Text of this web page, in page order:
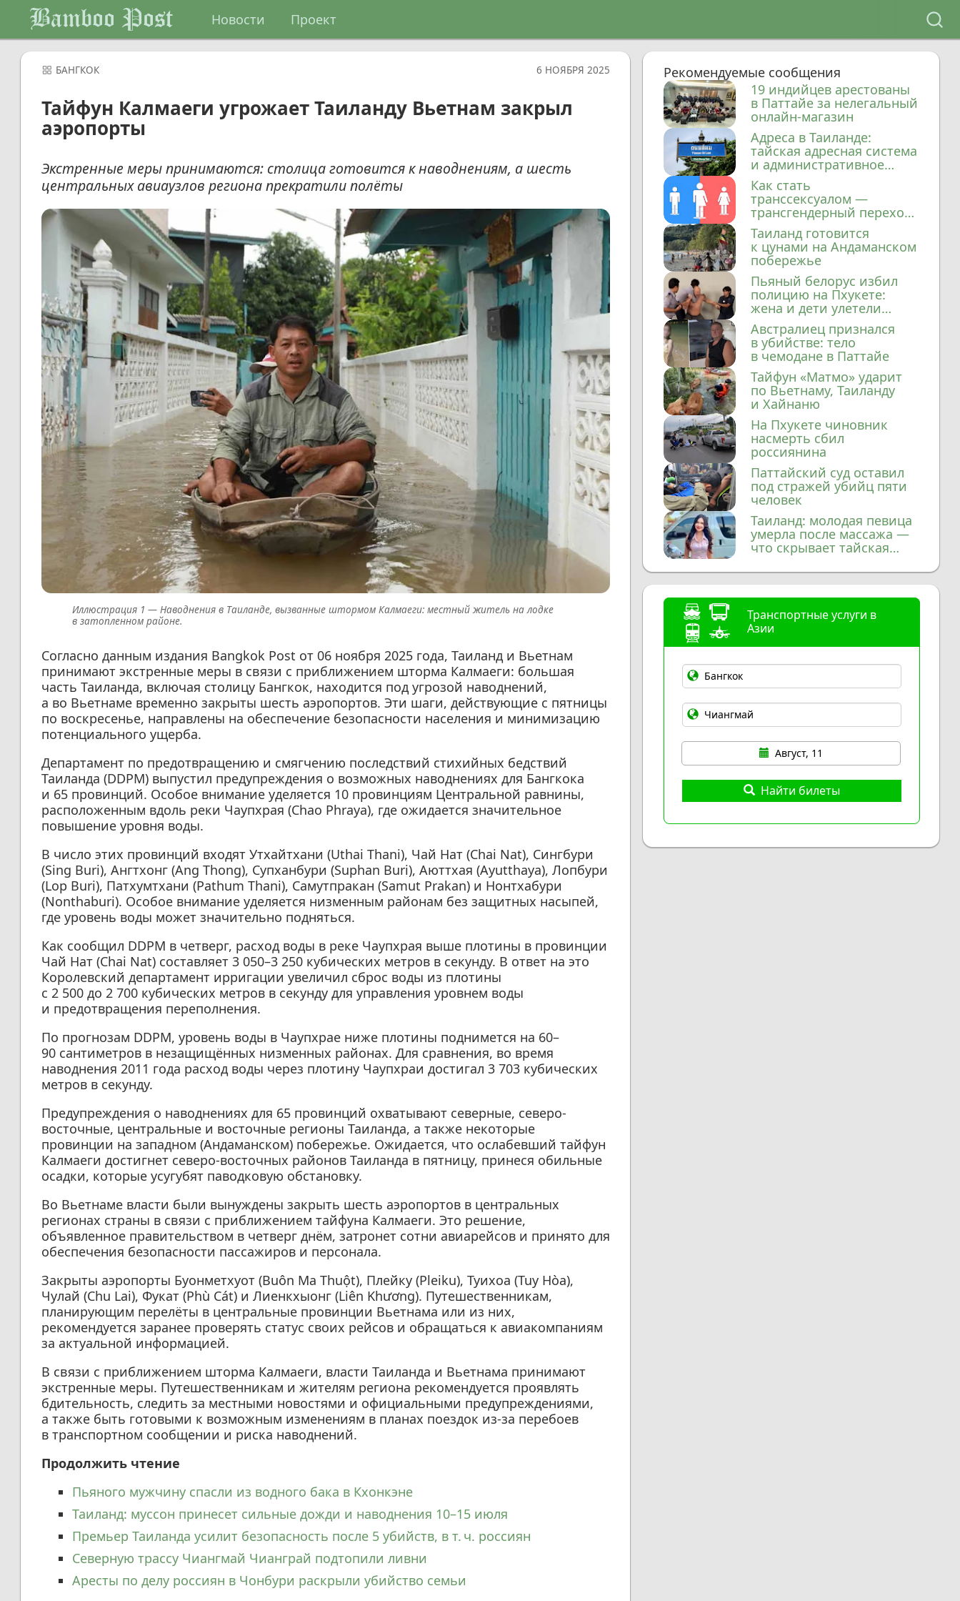
Bamboo Post Новости Проект
БАНГКОК 6 НОЯБРЯ 2025
Тайфун Калмаеги угрожает Таиланду Вьетнам закрыл
аэропорты
Экстренные меры принимаются: столица готовится к наводнениям, а шесть
центральных авиаузлов региона прекратили полёты
Наводнения в Таиланде, вызванные штормом Калмаеги: местный житель на лодке
в затопленном районе.
Согласно данным издания Bangkok Post от 06 ноября 2025 года, Таиланд и Вьетнам
принимают экстренные меры в связи с приближением шторма Калмаеги: большая
часть Таиланда, включая столицу Бангкок, находится под угрозой наводнений,
а во Вьетнаме временно закрыты шесть аэропортов. Эти шаги, действующие с пятницы
по воскресенье, направлены на обеспечение безопасности населения и минимизацию
потенциального ущерба.
Департамент по предотвращению и смягчению последствий стихийных бедствий
Таиланда (DDPM) выпустил предупреждения о возможных наводнениях для Бангкока
и 65 провинций. Особое внимание уделяется 10 провинциям Центральной равнины,
расположенным вдоль реки Чаупхрая (Chao Phraya), где ожидается значительное
повышение уровня воды.
В число этих провинций входят Утхайтхани (Uthai Thani), Чай Нат (Chai Nat), Сингбури
(Sing Buri), Ангтхонг (Ang Thong), Супханбури (Suphan Buri), Аюттхая (Ayutthaya), Лопбури
(Lop Buri), Патхумтхани (Pathum Thani), Самутпракан (Samut Prakan) и Нонтхабури
(Nonthaburi). Особое внимание уделяется низменным районам без защитных насыпей,
где уровень воды может значительно подняться.
Как сообщил DDPM в четверг, расход воды в реке Чаупхрая выше плотины в провинции
Чай Нат (Chai Nat) составляет 3 050–3 250 кубических метров в секунду. В ответ на это
Королевский департамент ирригации увеличил сброс воды из плотины
с 2 500 до 2 700 кубических метров в секунду для управления уровнем воды
и предотвращения переполнения.
По прогнозам DDPM, уровень воды в Чаупхрае ниже плотины поднимется на 60–
90 сантиметров в незащищённых низменных районах. Для сравнения, во время
наводнения 2011 года расход воды через плотину Чаупхраи достигал 3 703 кубических
метров в секунду.
Предупреждения о наводнениях для 65 провинций охватывают северные, северо-
восточные, центральные и восточные регионы Таиланда, а также некоторые
провинции на западном (Андаманском) побережье. Ожидается, что ослабевший тайфун
Калмаеги достигнет северо-восточных районов Таиланда в пятницу, принеся обильные
осадки, которые усугубят паводковую обстановку.
Во Вьетнаме власти были вынуждены закрыть шесть аэропортов в центральных
регионах страны в связи с приближением тайфуна Калмаеги. Это решение,
объявленное правительством в четверг днём, затронет сотни авиарейсов и принято для
обеспечения безопасности пассажиров и персонала.
Закрыты аэропорты Буонметхуот (Buôn Ma Thuột), Плейку (Pleiku), Туихоа (Tuy Hòa),
Чулай (Chu Lai), Фукат (Phù Cát) и Лиенкхыонг (Liên Khương). Путешественникам,
планирующим перелёты в центральные провинции Вьетнама или из них,
рекомендуется заранее проверять статус своих рейсов и обращаться к авиакомпаниям
за актуальной информацией.
В связи с приближением шторма Калмаеги, власти Таиланда и Вьетнама принимают
экстренные меры. Путешественникам и жителям региона рекомендуется проявлять
бдительность, следить за местными новостями и официальными предупреждениями,
а также быть готовыми к возможным изменениям в планах поездок из-за перебоев
в транспортном сообщении и риска наводнений.
Продолжить чтение
Пьяного мужчину спасли из водного бака в Кхонкэне
Таиланд: муссон принесет сильные дожди и наводнения 10–15 июля
Премьер Таиланда усилит безопасность после 5 убийств, в т. ч. россиян
Северную трассу Чиангмай Чианграй подтопили ливни
Аресты по делу россиян в Чонбури раскрыли убийство семьи
Рекомендуемые сообщения
19 индийцев арестованы
в Паттайе за нелегальный
онлайн-магазин
Адреса в Таиланде:
тайская адресная система
и административное
деление
Как стать
транссексуалом —
трансгендерный переход
в Таиланде
Таиланд готовится
к цунами на Андаманском
побережье
Пьяный белорус избил
полицию на Пхукете:
жена и дети улетели
домой
Австралиец признался
в убийстве: тело
в чемодане в Паттайе
Тайфун «Матмо» ударит
по Вьетнаму, Таиланду
и Хайнаню
На Пхукете чиновник
насмерть сбил
россиянина
Паттайский суд оставил
под стражей убийц пяти
человек
Таиланд: молодая певица
умерла после массажа —
что скрывает тайская
медицина?
Транспортные услуги в
Азии
Август, 11
Найти билеты